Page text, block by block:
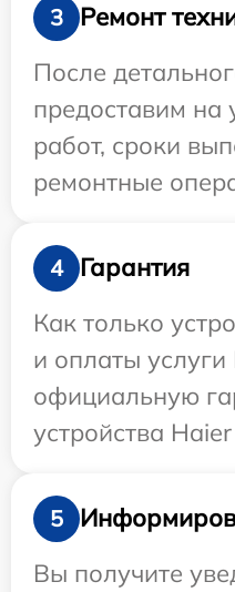
3
Ремонт
После
предоставим на
работ, сроки
ремонтные
4
Гарантия
Как только
и оплаты
официальную
устройства
5
Вы получите